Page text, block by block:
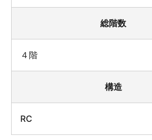
総階数
４階
構造
RC